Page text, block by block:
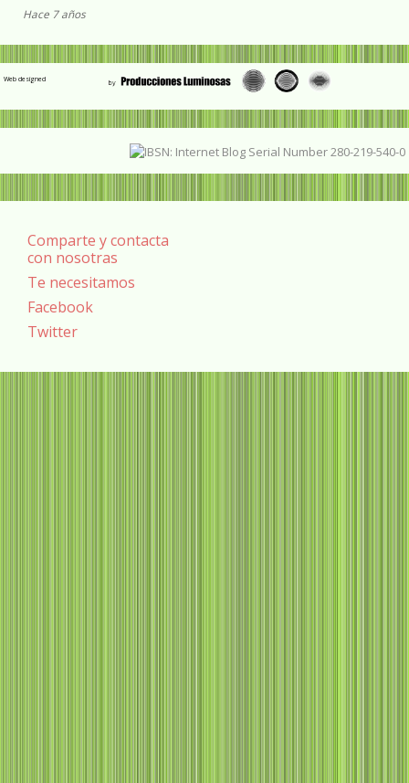
Hace 7 años
Web designed
Comparte y contacta
con nosotras
Te necesitamos
Facebook
Twitter